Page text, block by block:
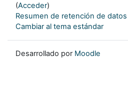
(Acceder)
Resumen de retención de datos
Cambiar al tema estándar
Desarrollado por Moodle